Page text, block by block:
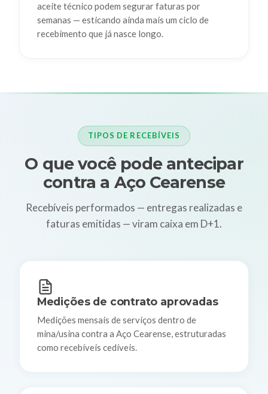
aceite técnico podem segurar faturas por
semanas — esticando ainda mais um ciclo de
recebimento que já nasce longo.
TIPOS DE RECEBÍVEIS
O que você pode antecipar
contra a Aço Cearense
Recebíveis performados — entregas realizadas e
faturas emitidas — viram caixa em D+1.
Medições de contrato aprovadas
Medições mensais de serviços dentro de
mina/usina contra a Aço Cearense, estruturadas
como recebíveis cedíveis.